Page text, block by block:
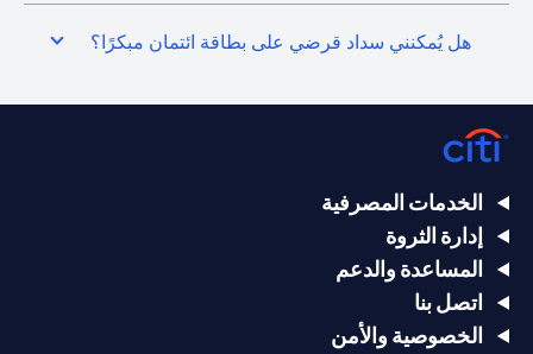
هل يُمكنني سداد قرضي على بطاقة ائتمان مبكرًا؟
الخدمات المصرفية
إدارة الثروة
المساعدة والدعم
اتصل بنا
الخصوصية والأمن